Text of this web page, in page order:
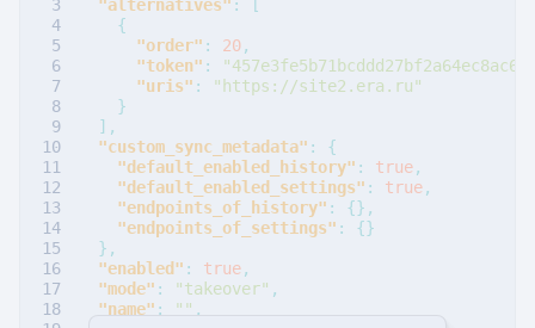
"alternatives" :
[
{
"order" : 20,
"token" :
"uris" :
"https://site2.era.ru"
}
],
"custom_sync_metadata" :
{
"default_enabled_history" : true,
"default_enabled_settings" : true,
"endpoints_of_history" :
{},
"endpoints_of_settings" :
{}
},
"enabled" : true,
"mode" : "takeover" ,
"name" : "" ,